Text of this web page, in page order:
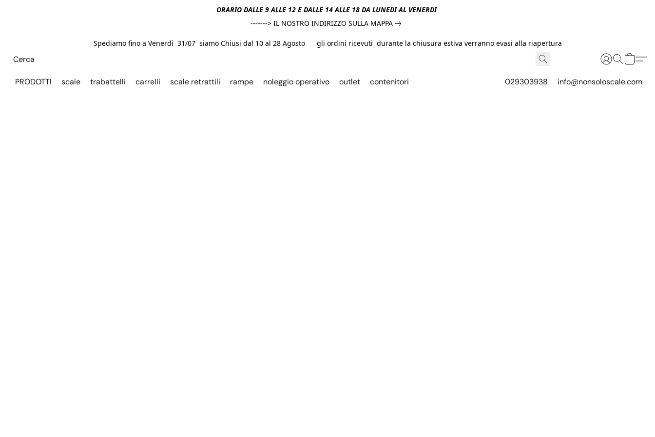
ORARIO DALLE 9 ALLE 12 E DALLE 14 ALLE 18 DA LUNEDI AL VENERDI
-------> IL NOSTRO INDIRIZZO SULLA MAPPA
Spediamo fino a Venerdì 31/07 siamo Chiusi dal 10 al 28 Agosto gli ordini ricevuti durante la chiusura estiva verranno evasi alla riapertura
PRODOTTI scale trabattelli carrelli scale retrattili rampe noleggio operativo outlet contenitori 029303938 info@nonsoloscale.com